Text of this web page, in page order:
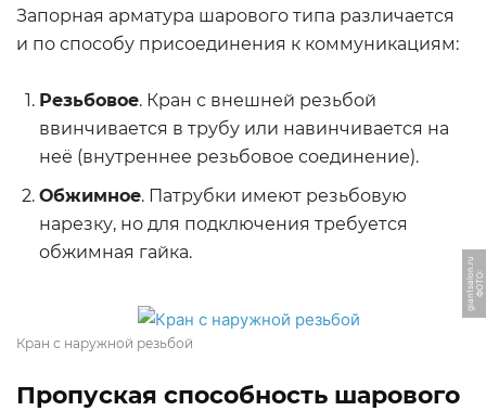
Запорная арматура шарового типа различается
и по способу присоединения к коммуникациям:
Резьбовое. Кран с внешней резьбой
ввинчивается в трубу или навинчивается на
неё (внутреннее резьбовое соединение).
Обжимное. Патрубки имеют резьбовую
нарезку, но для подключения требуется
обжимная гайка.
Ф
О
Т
О:
gi
a
n
t
s
al
o
n.
r
u
Кран с наружной резьбой
Пропуская способность шарового